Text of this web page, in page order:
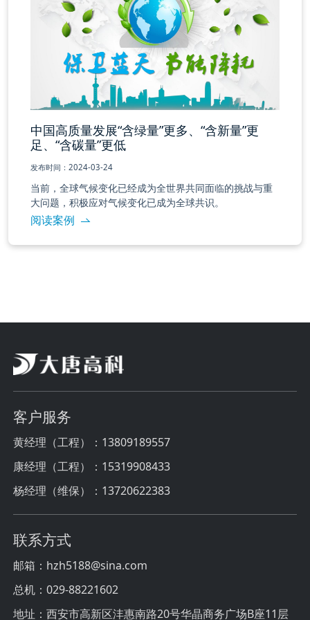
中国高质量发展“含绿量”更多、“含新量”更
足、“含碳量”更低
发布时间：2024-03-24
当前，全球气候变化已经成为全世界共同面临的挑战与重
大问题，积极应对气候变化已成为全球共识。
阅读案例
客户服务
黄经理（工程）：13809189557
康经理（工程）：15319908433
杨经理（维保）：13720622383
联系方式
邮箱：hzh5188@sina.com
总机：029-88221602
地址：西安市高新区沣惠南路20号华晶商务广场B座11层